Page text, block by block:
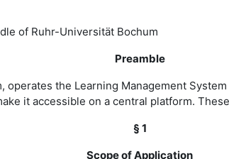
of Ruhr-Universität Bochum
Preamble
operates the Learning Management
it accessible on a central platform.
§ 1
Scope of Application